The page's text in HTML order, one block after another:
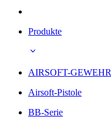
Produkte
AIRSOFT-GEWEHR
Airsoft-Pistole
BB-Serie